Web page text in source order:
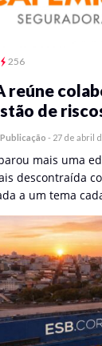
256
reúne
de
Publicação - 27 de abril
mais uma
descontraída
a um tema